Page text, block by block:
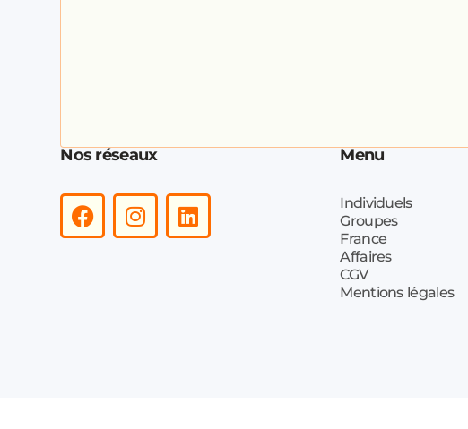
Nos réseaux Menu
Individuels
Groupes
France
Affaires
CGV
Mentions légales